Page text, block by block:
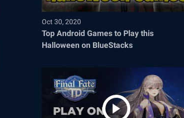
Oct 30, 2020
Top Android Games to Play this
Halloween on BlueStacks